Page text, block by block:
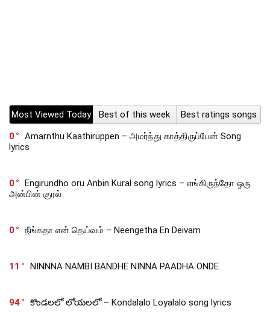
Most Viewed Today Best of this week
Best ratings songs
0
Amarnthu Kaathiruppen – அமர்ந்து காத்திருப்பேன் Song
lyrics
0
Engirundho oru Anbin Kural song lyrics – எங்கிருந்தோ ஒரு
அன்பின் குரல்
0 நீங்கதா என் தெய்வம் – Neengetha En Deivam
11 NINNNA NAMBI BANDHE NINNA PAADHA ONDE
94 కొండలలో లోయలలో – Kondalalo Loyalalo song lyrics